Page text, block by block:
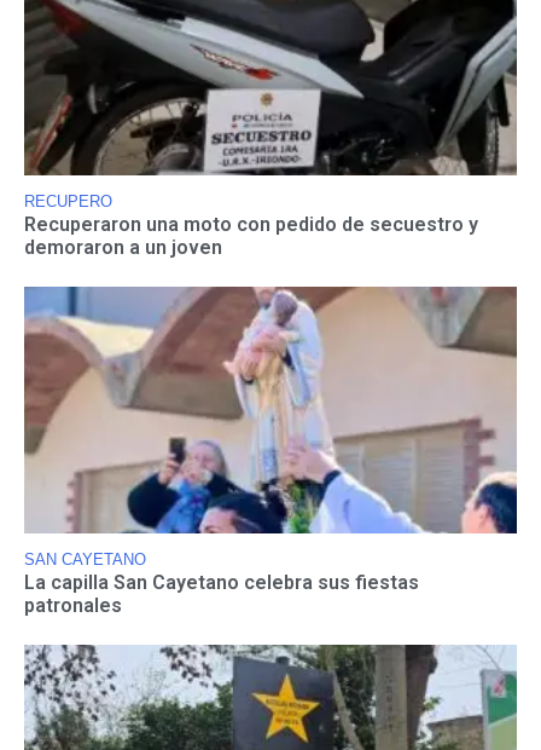
RECUPERO
Recuperaron una moto con pedido de secuestro y
demoraron a un joven
SAN CAYETANO
La capilla San Cayetano celebra sus fiestas
patronales